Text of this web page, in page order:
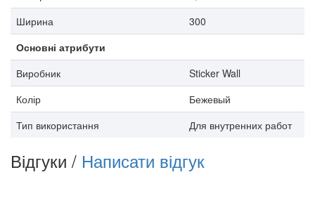
Ширина
300
Основні атрибути
Виробник
Sticker Wall
Колір
Бежевый
Тип використання
Для внутренних работ
Відгуки / Написати відгук